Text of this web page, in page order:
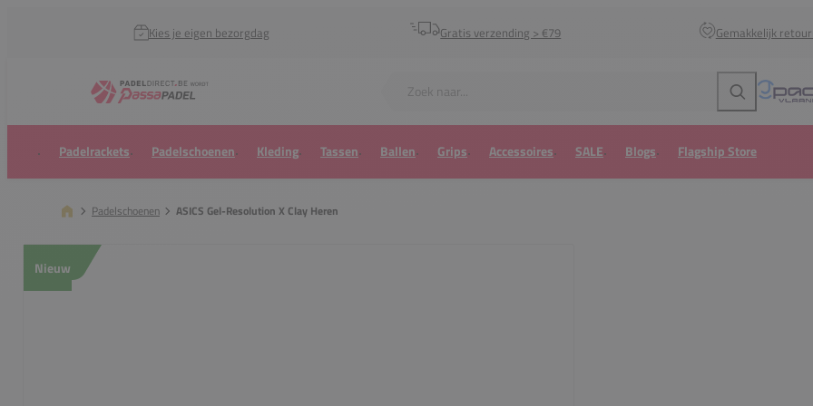
Kies je eigen bezorgdag Gratis verzending > €79 Gemakkelijk
Zoeken
Padelrackets Padelschoenen Kleding Tassen Ballen Grips Accessoires SALE Blogs Flagship Store
Padelschoenen ASICS Gel-Resolution X Clay Heren
Nieuw